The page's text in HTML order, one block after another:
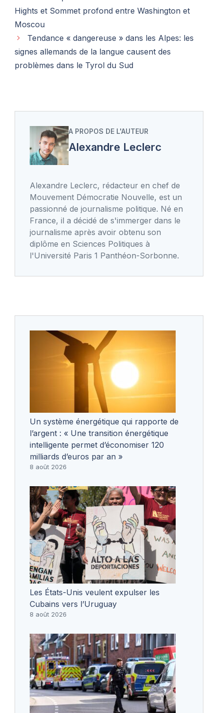
Hights et Sommet profond entre Washington et
Moscou
Tendance « dangereuse » dans les Alpes: les
signes allemands de la langue causent des
problèmes dans le Tyrol du Sud
A PROPOS DE L'AUTEUR
Alexandre Leclerc
Alexandre Leclerc, rédacteur en chef de
Mouvement Démocratie Nouvelle, est un
passionné de journalisme politique. Né en
France, il a décidé de s'immerger dans le
journalisme après avoir obtenu son
diplôme en Sciences Politiques à
l'Université Paris 1 Panthéon-Sorbonne.
Un système énergétique qui rapporte de
l’argent : « Une transition énergétique
intelligente permet d’économiser 120
milliards d’euros par an »
8 août 2026
Les États-Unis veulent expulser les
Cubains vers l’Uruguay
8 août 2026